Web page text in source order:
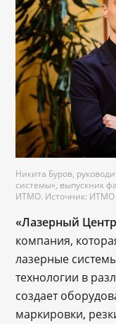
Никита Буров,
системы», выпускник
ИТМО. Источник: ИТМО
«Лазерный
компания,
лазерные
технологии в
создает
маркировки,